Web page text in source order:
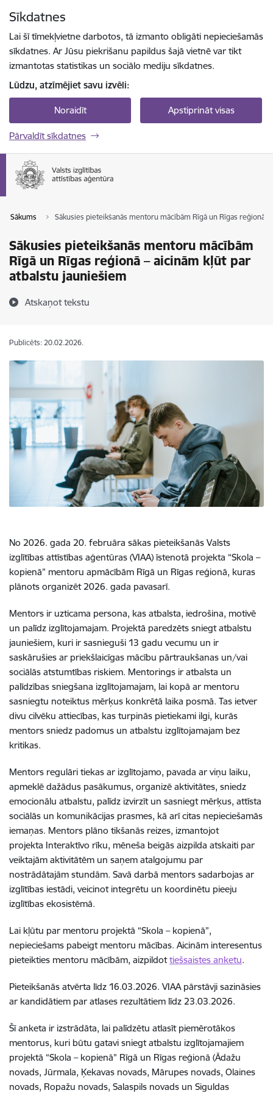
Sīkdatnes
Lai šī tīmekļvietne darbotos, tā izmanto obligāti nepieciešamās
sīkdatnes. Ar Jūsu piekrišanu papildus šajā vietnē var tikt
izmantotas statistikas un sociālo mediju sīkdatnes.
Lūdzu, atzīmējiet savu izvēli:
Noraidīt Apstiprināt visas
Pārvaldīt sīkdatnes
Sākums Sākusies pieteikšanās mentoru mācībām Rīgā un Rīgas reģionā
Sākusies pieteikšanās mentoru mācībām
Rīgā un Rīgas reģionā – aicinām kļūt par
atbalstu jauniešiem
Atskaņot tekstu
Publicēts: 20.02.2026.
No 2026. gada 20. februāra sākas pieteikšanās Valsts
izglītības attīstības aģentūras (VIAA) īstenotā projekta “Skola –
kopienā” mentoru apmācībām Rīgā un Rīgas reģionā, kuras
plānots organizēt 2026. gada pavasarī.
Mentors ir uzticama persona, kas atbalsta, iedrošina, motivē
un palīdz izglītojamajam. Projektā paredzēts sniegt atbalstu
jauniešiem, kuri ir sasnieguši 13 gadu vecumu un ir
saskārušies ar priekšlaicīgas mācību pārtraukšanas un/vai
sociālās atstumtības riskiem. Mentorings ir atbalsta un
palīdzības sniegšana izglītojamajam, lai kopā ar mentoru
sasniegtu noteiktus mērķus konkrētā laika posmā. Tas ietver
divu cilvēku attiecības, kas turpinās pietiekami ilgi, kurās
mentors sniedz padomus un atbalstu izglītojamajam bez
kritikas.
Mentors regulāri tiekas ar izglītojamo, pavada ar viņu laiku,
apmeklē dažādus pasākumus, organizē aktivitātes, sniedz
emocionālu atbalstu, palīdz izvirzīt un sasniegt mērķus, attīsta
sociālās un komunikācijas prasmes, kā arī citas nepieciešamās
iemaņas. Mentors plāno tikšanās reizes, izmantojot
projekta Interaktīvo rīku, mēneša beigās aizpilda atskaiti par
veiktajām aktivitātēm un saņem atalgojumu par
nostrādātajām stundām. Savā darbā mentors sadarbojas ar
izglītības iestādi, veicinot integrētu un koordinētu pieeju
izglītības ekosistēmā.
Lai kļūtu par mentoru projektā “Skola – kopienā”,
nepieciešams pabeigt mentoru mācības. Aicinām interesentus
pieteikties mentoru mācībām, aizpildottiešsaistes anketu.
Pieteikšanās atvērta līdz 16.03.2026. VIAA pārstāvji sazināsies
ar kandidātiem par atlases rezultātiem līdz 23.03.2026.
Šī anketa ir izstrādāta, lai palīdzētu atlasīt piemērotākos
mentorus, kuri būtu gatavi sniegt atbalstu izglītojamajiem
projektā “Skola – kopienā” Rīgā un Rīgas reģionā (Ādažu
novads, Jūrmala, Ķekavas novads, Mārupes novads, Olaines
novads, Ropažu novads, Salaspils novads un Siguldas